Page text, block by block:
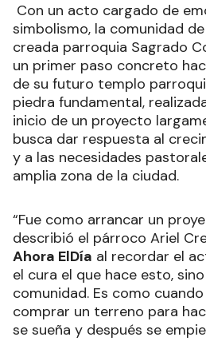
Con un acto cargado de
simbolismo, la comunidad
creada parroquia Sagrado
un primer paso concreto
de su futuro templo
piedra fundamental,
inicio de un proyecto
busca dar respuesta al
y a las necesidades
amplia zona de la ciudad.
“Fue como arrancar un
describió el párroco Ariel
Ahora ElDía al recordar el
el cura el que hace esto,
comunidad. Es como
comprar un terreno para
se sueña y después se